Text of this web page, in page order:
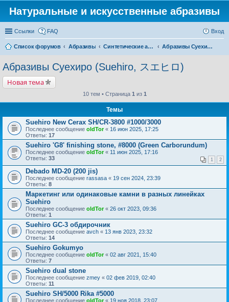
Натуральные и искусственные абразивы
Ссылки FAQ Вход
Список форумов Абразивы Синтетические абразивы Абразивы Суехиро (Suehiro, スエヒロ)
Абразивы Суехиро (Suehiro, スエヒロ)
Новая тема
10 тем • Страница 1 из 1
Темы
Suehiro New Cerax SH/CR-3800 #1000/3000
Последнее сообщение oldTor« 16 июн 2025, 17:25
Ответы: 17
Suehiro 'G8' finishing stone, #8000 (Green Carborundum)
Последнее сообщение oldTor« 11 июн 2025, 17:16
Ответы: 33 1 2
Debado MD-20 (200 jis)
Последнее сообщение rassasa « 19 сен 2024, 23:39
Ответы: 8
Маркетинг или одинаковые камни в разных линейках
Suehiro
Последнее сообщение oldTor« 26 окт 2023, 09:36
Ответы: 1
Suehiro GC-3 обдирочник
Последнее сообщение avch « 13 янв 2023, 23:32
Ответы: 14
Suehiro Gokumyo
Последнее сообщение oldTor« 02 авг 2021, 15:40
Ответы: 7
Suehiro dual stone
Последнее сообщение zmey « 02 фев 2019, 02:40
Ответы: 11
Suehiro SH/5000 Rika #5000
Последнее сообщение oldTor« 19 ноя 2018, 23:07